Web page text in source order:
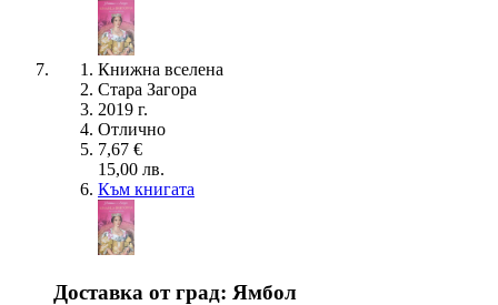
Книжна вселена
Стара Загора
2019 г.
Отлично
7,67 €
15,00 лв.
Към книгата
Доставка от град: Ямбол